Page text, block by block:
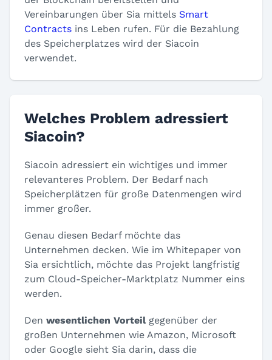
Vereinbarungen über Sia mittels Smart
Contracts ins Leben rufen. Für die Bezahlung
des Speicherplatzes wird der Siacoin
verwendet.
Welches Problem adressiert
Siacoin?
Siacoin adressiert ein wichtiges und immer
relevanteres Problem. Der Bedarf nach
Speicherplätzen für große Datenmengen wird
immer großer.
Genau diesen Bedarf möchte das
Unternehmen decken. Wie im Whitepaper von
Sia ersichtlich, möchte das Projekt langfristig
zum Cloud-Speicher-Marktplatz Nummer eins
werden.
Den wesentlichen Vorteilgegenüber der
großen Unternehmen wie Amazon, Microsoft
oder Google sieht Sia darin, dass die